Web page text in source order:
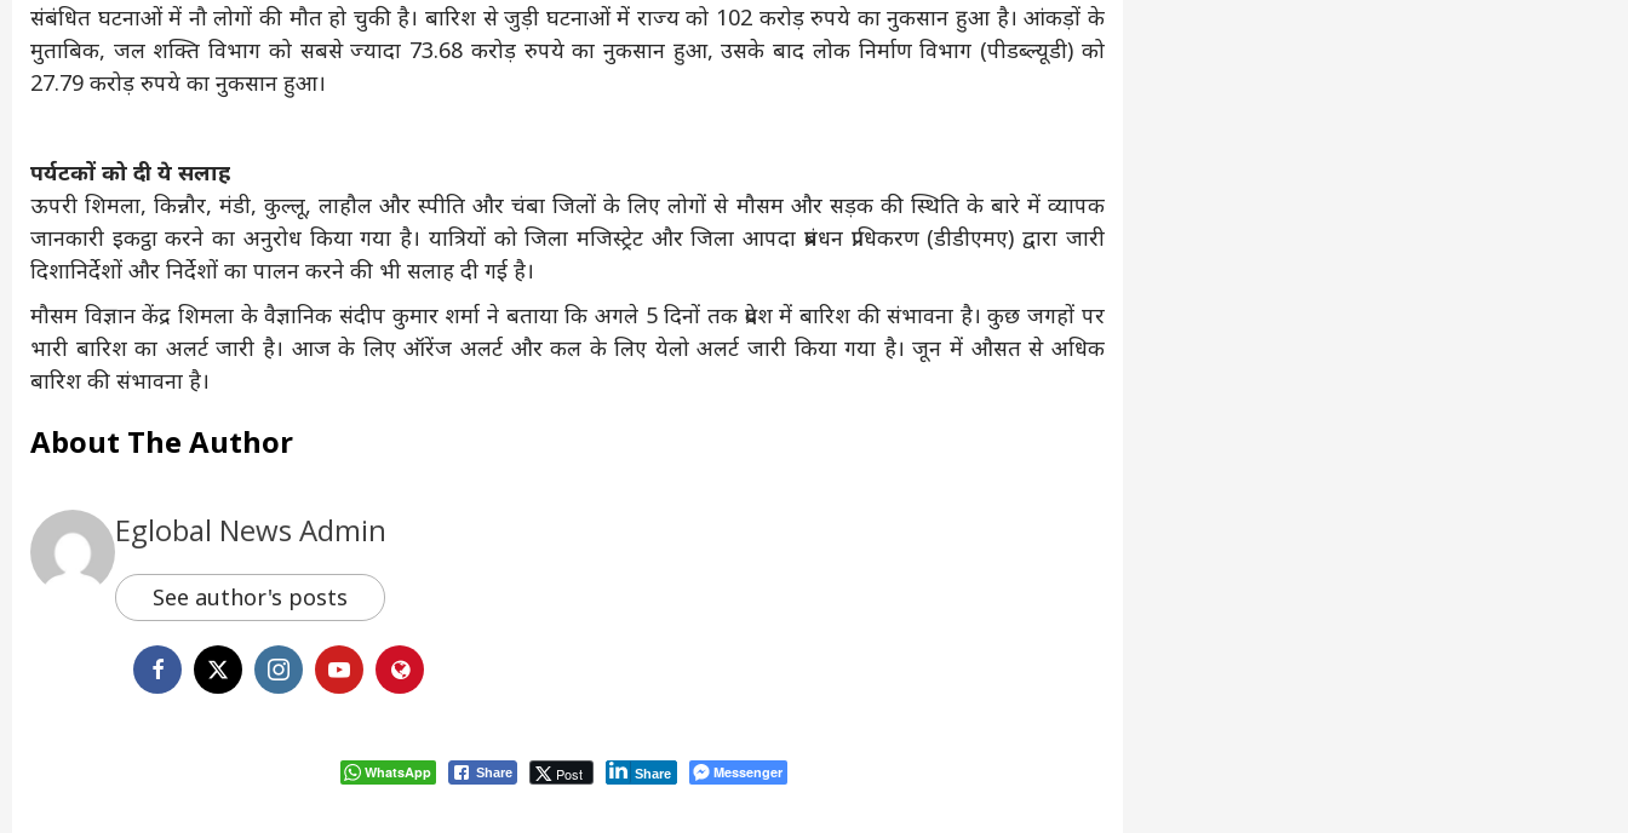
संबंधित घटनाओं में नौ लोगों की मौत हो चुकी है। बारिश से जुड़ी घटनाओं में राज्य को 102 करोड़ रुपये का नुकसान हुआ है। आंकड़ों के
मुताबिक, जल शक्ति विभाग को सबसे ज्यादा 73.68 करोड़ रुपये का नुकसान हुआ, उसके बाद लोक निर्माण विभाग (पीडब्ल्यूडी) को
27.79 करोड़ रुपये का नुकसान हुआ।
पर्यटकों को दी ये सलाह
ऊपरी शिमला, किन्नौर, मंडी, कुल्लू, लाहौल और स्पीति और चंबा जिलों के लिए लोगों से मौसम और सड़क की स्थिति के बारे में व्यापक
जानकारी इकट्ठा करने का अनुरोध किया गया है। यात्रियों को जिला मजिस्ट्रेट और जिला आपदा प्रबंधन प्राधिकरण (डीडीएमए) द्वारा जारी
दिशानिर्देशों और निर्देशों का पालन करने की भी सलाह दी गई है।
मौसम विज्ञान केंद्र शिमला के वैज्ञानिक संदीप कुमार शर्मा ने बताया कि अगले 5 दिनों तक प्रदेश में बारिश की संभावना है। कुछ जगहों पर
भारी बारिश का अलर्ट जारी है। आज के लिए ऑरेंज अलर्ट और कल के लिए येलो अलर्ट जारी किया गया है। जून में औसत से अधिक
बारिश की संभावना है।
About The Author
Eglobal News Admin
See author's posts
WhatsApp Share Post Share Messenger